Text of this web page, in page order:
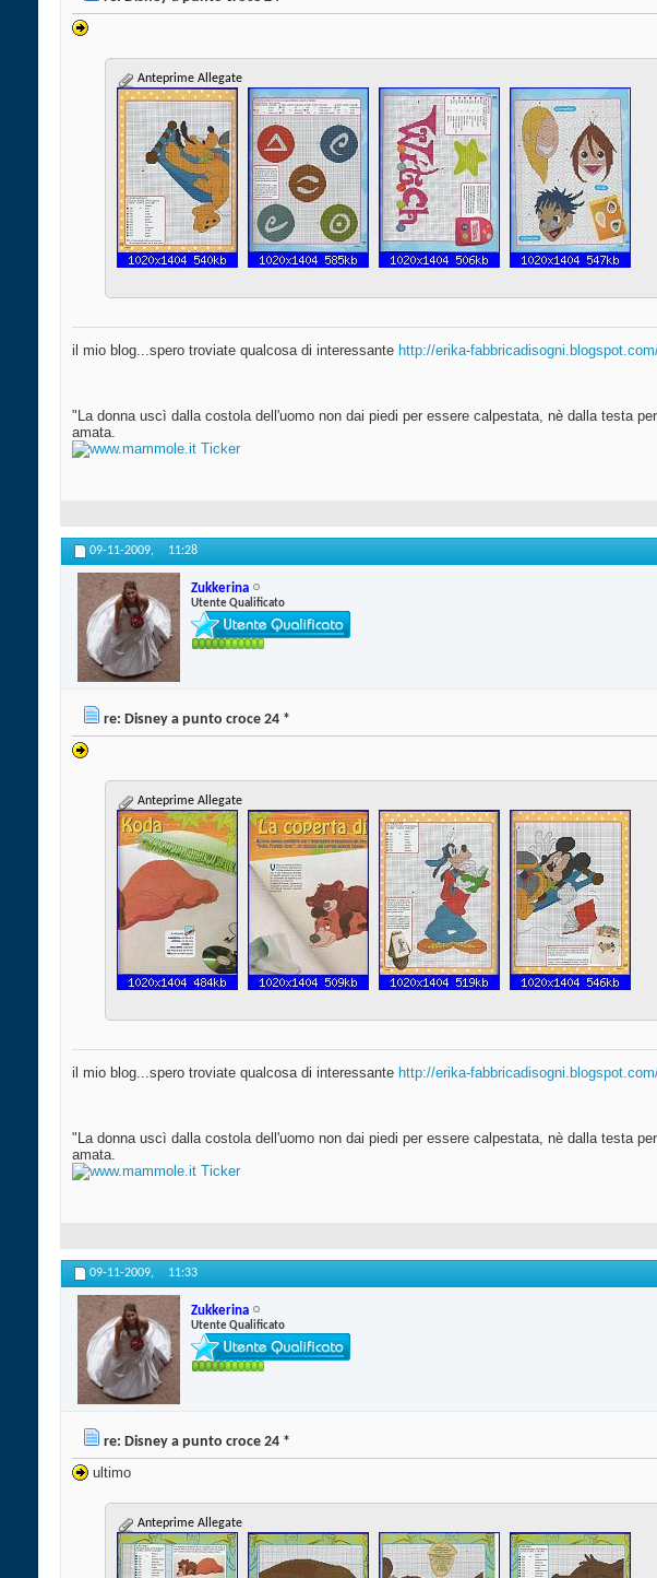
Anteprime Allegate
il mio blog...spero troviate qualcosa di interessante http://erika-
"La donna uscì dalla costola dell'uomo non dai piedi per essere calpestata, nè dalla testa
amata.
09-11-2009, 11:28
Zukkerina
Utente Qualificato
re: Disney a punto croce 24 *
Anteprime Allegate
il mio blog...spero troviate qualcosa di interessante http://erika-
"La donna uscì dalla costola dell'uomo non dai piedi per essere calpestata, nè dalla testa
amata.
09-11-2009, 11:33
Zukkerina
Utente Qualificato
re: Disney a punto croce 24 *
ultimo
Anteprime Allegate